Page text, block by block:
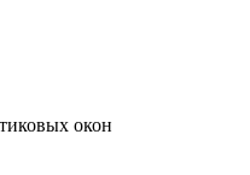
окон